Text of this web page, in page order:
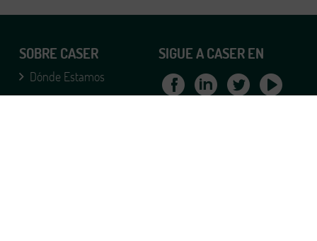
SOBRE CASER
Dónde Estamos
SIGUE A CASER EN